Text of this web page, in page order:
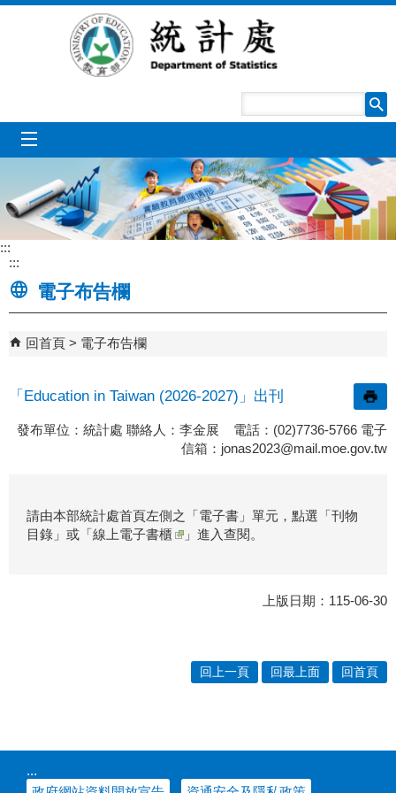
跳到主要內容區塊
:::
:::
電子布告欄
回首頁 電子布告欄
「Education in Taiwan (2026-2027)」出刊
發布單位：統計處 聯絡人：李金展 電話：(02)7736-5766 電子
信箱： jonas2023@mail.moe.gov.tw
請由本部統計處首頁左側之「電子書」單元，點選「刊物
目錄 」或「線上電子書櫃 」進入查閱。
上版日期：115-06-30
回上一頁 回最上面 回首頁
:::